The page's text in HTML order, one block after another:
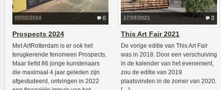
0
05/02/2024
Prospects 2024
Met ArtRotterdam is er ook het
terugkerende fenomeen Prospects.
Maar liefst 86 jonge kunstenaars
die maximaal 4 jaar geleden zijn
afgestudeerd, ontvingen in 2022
0
27/08/2021
This Art Fair 2021
De vorige editie van This Art Fair
was in 2018. Door een verschuiving
in de kalender van het evenement,
zou de editie van 2019
plaatsvinden in de zomer van 2020.